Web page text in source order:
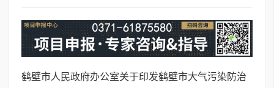
鹤壁市人民政府办公室关于印发鹤壁市大气污染防治